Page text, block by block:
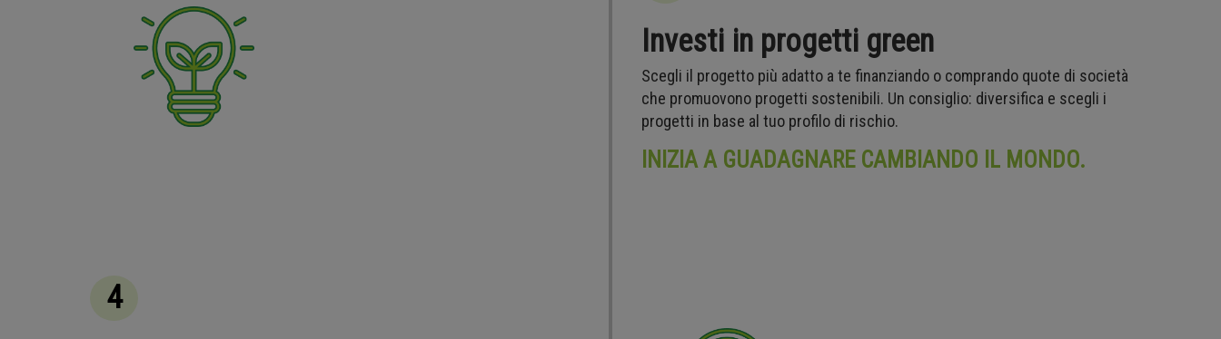
Investi in progetti green
Scegli il progetto più adatto a te finanziando o comprando quote di società
che promuovono progetti sostenibili. Un consiglio: diversifica e scegli i
progetti in base al tuo profilo di rischio.
INIZIA A GUADAGNARE CAMBIANDO IL MONDO.
4